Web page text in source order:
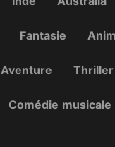
Fantasie
Aventure Thriller
Comédie musicale